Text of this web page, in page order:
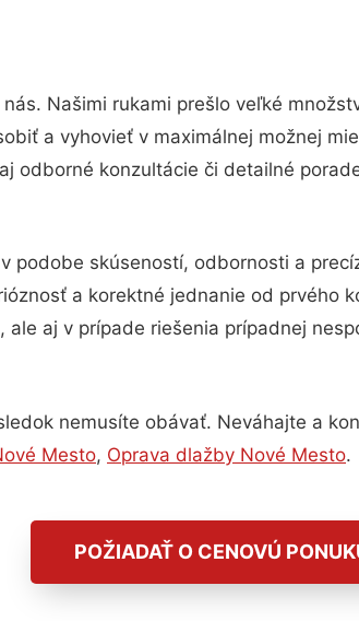
Našimi rukami prešlo veľké
a vyhovieť v maximálnej možnej
odborné konzultácie či detailné
podobe skúseností, odbornosti a
a korektné jednanie od prvého
aj v prípade riešenia prípadnej
nemusíte obávať. Neváhajte a
Mesto, Oprava dlažby Nové Mesto.
POŽIADAŤ O CENOVÚ